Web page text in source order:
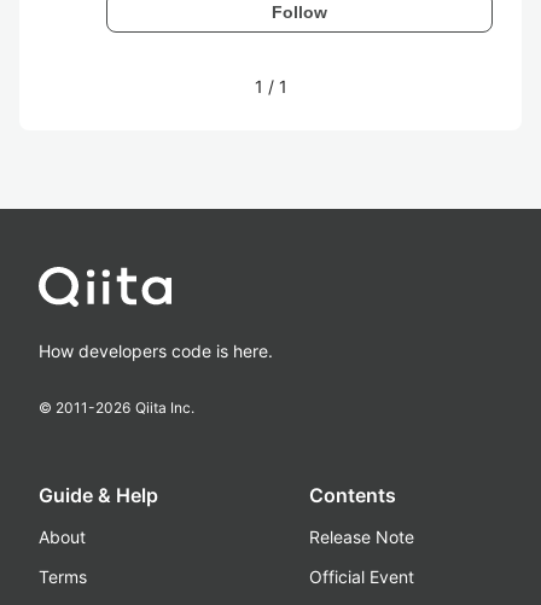
Follow
1 / 1
How developers code is here.
© 2011-2026 Qiita Inc.
Guide & Help
About
Terms
Contents
Release Note
Official Event